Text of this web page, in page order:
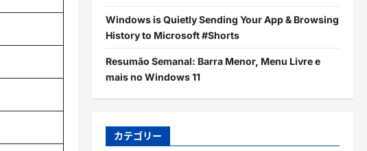
Windows is Quietly Sending Your App & Browsing
History to Microsoft #Shorts
Resumão Semanal: Barra Menor, Menu Livre e
mais no Windows 11
カテゴリー